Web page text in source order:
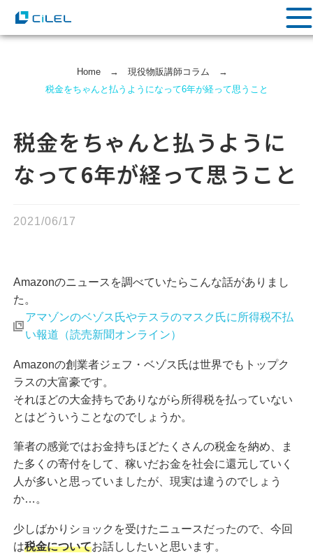
Home→ 現役物販講師コラム →
税金をちゃんと払うようになって6年が経って思うこと
税金をちゃんと払うように
なって6年が経って思うこと
2021/06/17
Amazonのニュースを調べていたらこんな話がありまし
た。
アマゾンのベゾス氏やテスラのマスク氏に所得税不払
い報道（読売新聞オンライン）
Amazonの創業者ジェフ・ベゾス氏は世界でもトップク
ラスの大富豪です。
それほどの大金持ちでありながら所得税を払っていない
とはどういうことなのでしょうか。
筆者の感覚ではお金持ちほどたくさんの税金を納め、ま
た多くの寄付をして、稼いだお金を社会に還元していく
人が多いと思っていましたが、現実は違うのでしょう
か…。
少しばかりショックを受けたニュースだったので、今回
は税金についてお話ししたいと思います。